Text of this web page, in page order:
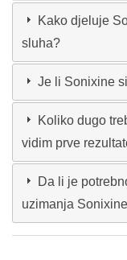
Kako djeluje
sluha?
Je li Sonixine
Koliko dugo
vidim prve
Da li je
uzimanja